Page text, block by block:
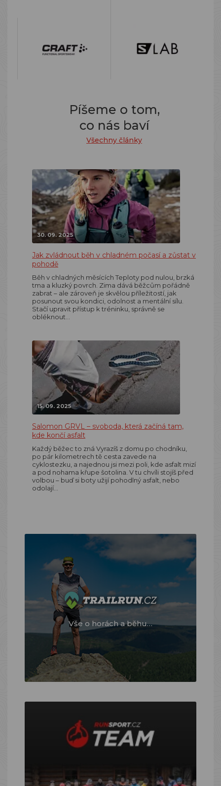
Píšeme o tom,
co nás baví
Všechny články
30. 09. 2025
Jak zvládnout běh v chladném počasí a zůstat v
pohodě
Běh v chladných měsících Teploty pod nulou, brzká
tma a kluzký povrch. Zima dává běžcům pořádně
zabrat – ale zároveň je skvělou příležitostí, jak
posunout svou kondici, odolnost a mentální sílu.
Stačí upravit přístup k tréninku, správně se
obléknout…
15. 09. 2025
Salomon GRVL – svoboda, která začíná tam,
kde končí asfalt
Každý běžec to zná Vyrazíš z domu po chodníku,
po pár kilometrech tě cesta zavede na
cyklostezku, a najednou jsi mezi poli, kde asfalt mizí
a pod nohama křupe šotolina. V tu chvíli stojíš před
volbou – buď si boty užijí pohodlný asfalt, nebo
odolají…
Vše o horách a běhu…